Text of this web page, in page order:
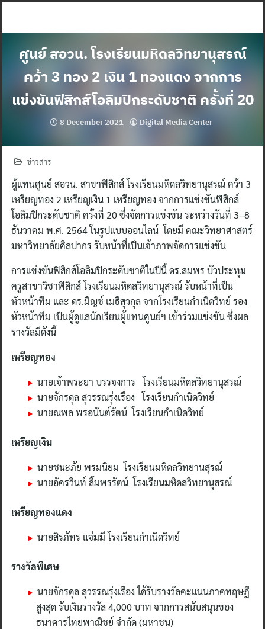
ศูนย์ สอวน. โรงเรียนมหิดลวิทยานุสรณ์
คว้า 3 ทอง 2 เงิน 1 ทองแดง จากการ
แข่งขันฟิสิกส์โอลิมปิกระดับชาติ ครั้งที่ 20
8 December 2021 Digital Media Center
ข่าวสาร
ผู้แทนศูนย์ สอวน. สาขาฟิสิกส์ โรงเรียนมหิดลวิทยานุสรณ์ คว้า 3
เหรียญทอง 2 เหรียญเงิน 1 เหรียญทอง จากการแข่งขันฟิสิกส์
โอลิมปิกระดับชาติ ครั้งที่ 20 ซึ่งจัดการแข่งขัน ระหว่างวันที่ 3–8
ธันวาคม พ.ศ. 2564 ในรูปแบบออนไลน์ โดยมี คณะวิทยาศาสตร์
มหาวิทยาลัยศิลปากร รับหน้าที่เป็นเจ้าภาพจัดการแข่งขัน
การแข่งขันฟิสิกส์โอลิมปิกระดับชาติในปีนี้ ดร.สมพร บัวประทุม
ครูสาขาวิชาฟิสิกส์ โรงเรียนมหิดลวิทยานุสรณ์ รับหน้าที่เป็น
หัวหน้าทีม และ ดร.มิญช์ เมธีสุวกุล จากโรงเรียนกำเนิดวิทย์ รอง
หัวหน้าทีม เป็นผู้ดูแลนักเรียนผู้แทนศูนย์ฯ เข้าร่วมแข่งขัน ซึ่งผล
รางวัลมีดังนี้
เหรียญทอง
นายเจ้าพระยา บรรจงการ โรงเรียนมหิดลวิทยานุสรณ์
นายจักรดุล สุวรรณรุ่งเรือง โรงเรียนกำเนิดวิทย์
นายณพล พรอนันต์รัตน์ โรงเรียนกำเนิดวิทย์
เหรียญเงิน
นายชนะภัย พรมนิยม โรงเรียนมหิดลวิทยานสุรณ์
นายอัครวินท์ ลิ้มพรรัตน์ โรงเรียนมหิดลวิทยานุสรณ์
เหรียญทองแดง
นายสิรภัทร แจ่มมี โรงเรียนกำเนิดวิทย์
รางวัลพิเศษ
นายจักรดุล สุวรรณรุ่งเรือง ได้รับรางวัลคะแนนภาคทฤษฎี
สูงสุด รับเงินรางวัล 4,000 บาท จากการสนับสนุนของ
ธนาคารไทยพาณิชย์ จำกัด (มหาชน)